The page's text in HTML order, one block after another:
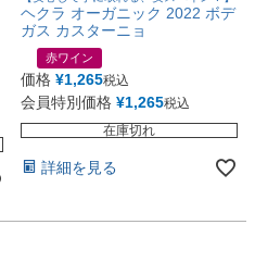
ヘクラ オーガニック 2022 ボデ
ガス カスターニョ
赤ワイン
価格 ¥1,265税込
会員特別価格 ¥1,265税込
在庫切れ
詳細を見る